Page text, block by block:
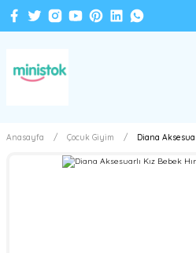
Anasayfa Çocuk Giyim Diana